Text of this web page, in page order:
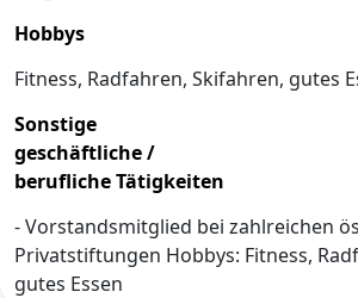
Hobbys
Fitness, Radfahren, Skifahren, gutes
Sonstige
geschäftliche /
berufliche Tätigkeiten
- Vorstandsmitglied bei zahlreichen
Privatstiftungen Hobbys: Fitness,
gutes Essen